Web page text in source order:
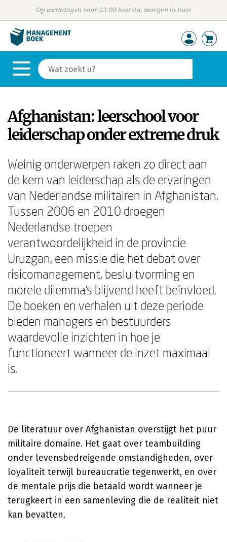
Op werkdagen voor 23:00 besteld, morgen in huis
Afghanistan: leerschool voor
leiderschap onder extreme druk
Weinig onderwerpen raken zo direct aan
de kern van leiderschap als de ervaringen
van Nederlandse militairen in Afghanistan.
Tussen 2006 en 2010 droegen
Nederlandse troepen
verantwoordelijkheid in de provincie
Uruzgan, een missie die het debat over
risicomanagement, besluitvorming en
morele dilemma's blijvend heeft beïnvloed.
De boeken en verhalen uit deze periode
bieden managers en bestuurders
waardevolle inzichten in hoe je
functioneert wanneer de inzet maximaal
is.
De literatuur over Afghanistan overstijgt het puur
militaire domaine. Het gaat over teambuilding
onder levensbedreigende omstandigheden, over
loyaliteit terwijl bureaucratie tegenwerkt, en over
de mentale prijs die betaald wordt wanneer je
terugkeert in een samenleving die de realiteit niet
kan bevatten.